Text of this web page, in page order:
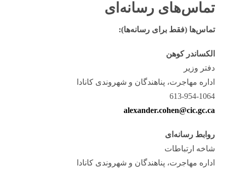
تماس‌های رسانه‌ای
تماس‌ها (فقط برای رسانه‌ها):
الکساندر کوهن
دفتر وزیر
اداره مهاجرت، پناهندگان و شهروندی کانادا
613-954-1064
alexander.cohen@cic.gc.ca
روابط رسانه‌ای
شاخه ارتباطات
اداره مهاجرت، پناهندگان و شهروندی کانادا